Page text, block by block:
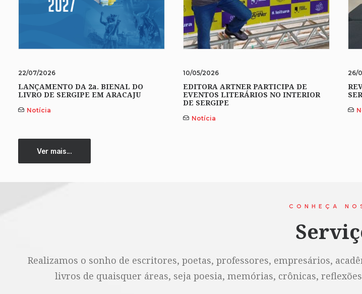
22/07/2026
LANÇAMENTO DA 2a. BIENAL DO
LIVRO DE SERGIPE EM ARACAJU
Notícia
10/05/2026
EDITORA ARTNER PARTICIPA DE
EVENTOS LITERÁRIOS NO INTERIOR
DE SERGIPE
Notícia
26/
Ver mais...
CONHEÇA
Realizamos o sonho de escritores, poetas, professores, empresários,
livros de quaisquer áreas, seja poesia, memórias, crônicas,